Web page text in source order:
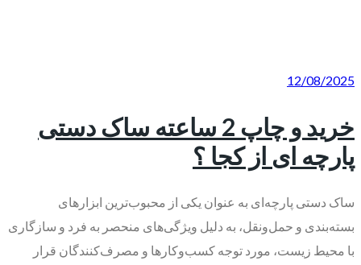
12/08/2025
خرید و چاپ 2 ساعته ساک دستی
پارچه ای از کجا ؟
ساک دستی پارچه‌ای به عنوان یکی از محبوب‌ترین ابزارهای
بسته‌بندی و حمل‌ونقل، به دلیل ویژگی‌های منحصر به فرد و سازگاری
با محیط زیست، مورد توجه کسب‌وکارها و مصرف‌کنندگان قرار